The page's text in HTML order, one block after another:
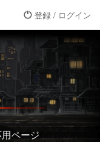
登録 / ログイン
ページ